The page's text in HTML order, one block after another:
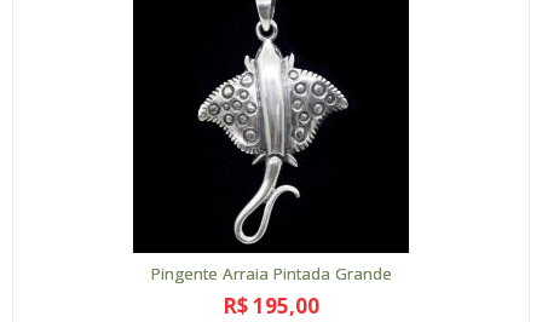
Pingente Arraia Pintada Grande
R$ 195,00